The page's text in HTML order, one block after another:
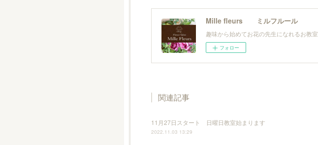
Mille fleurs ミルフルール
趣味から始めてお花の先生になれるお教室
フォロー
関連記事
11月27日スタート 日曜日教室始まります
2022.11.03 13:29